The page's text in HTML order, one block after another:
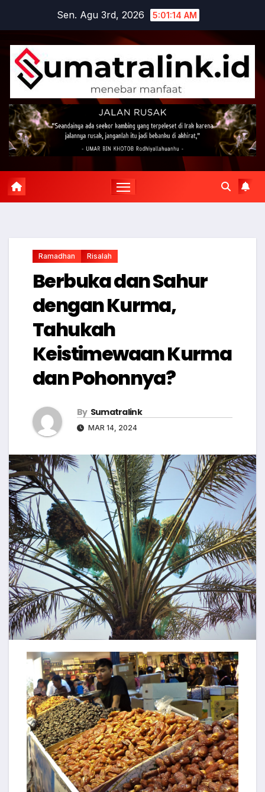
content
Sen. Agu 3rd, 2026 5:01:16 AM
Ramadhan Risalah
Berbuka dan Sahur
dengan Kurma,
Tahukah
Keistimewaan Kurma
dan Pohonnya?
By Sumatralink
MAR 14, 2024